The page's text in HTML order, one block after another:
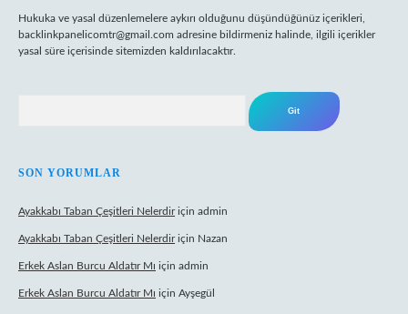
Hukuka ve yasal düzenlemelere aykırı olduğunu düşündüğünüz içerikleri,
backlinkpanelicomtr@gmail.com adresine bildirmeniz halinde, ilgili içerikler
yasal süre içerisinde sitemizden kaldırılacaktır.
SON YORUMLAR
Ayakkabı Taban Çeşitleri Nelerdiriçin admin
Ayakkabı Taban Çeşitleri Nelerdiriçin Nazan
Erkek Aslan Burcu Aldatır Mı için admin
Erkek Aslan Burcu Aldatır Mı için Ayşegül